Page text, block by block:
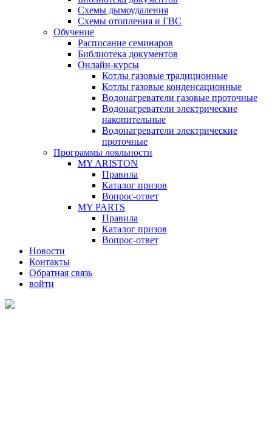
Схемы дымоудаления
Схемы отопления и ГВС
Обучение
Расписание семинаров
Библиотека документов
Онлайн-курсы
Котлы газовые традиционные
Котлы газовые конденсационные
Водонагреватели газовые проточные
Водонагреватели электрические
накопительные
Водонагреватели электрические
проточные
Программы лояльности
MY ARISTON
Правила
Каталог призов
Вопрос-ответ
MY PARTS
Правила
Каталог призов
Вопрос-ответ
Новости
Контакты
Обратная связь
войти